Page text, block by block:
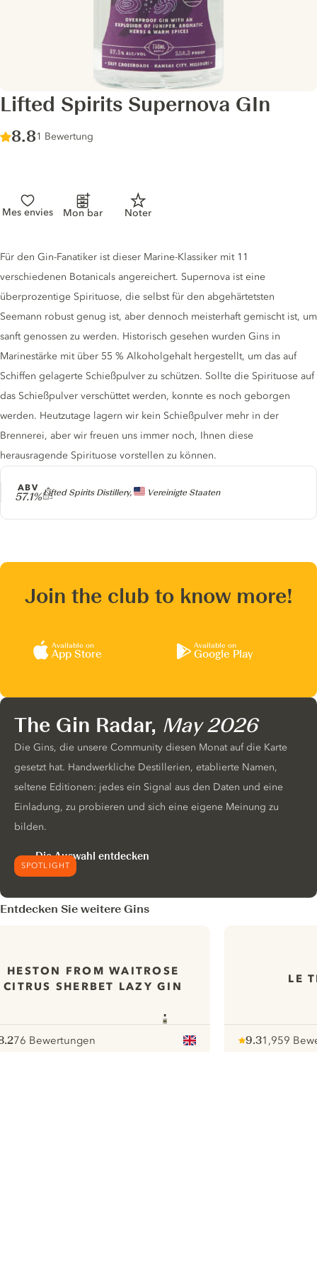
Lifted Spirits Supernova GIn
Score :
8.8/ 10
1 Bewertung
Mes envies Mon bar Noter
Producer
Lifted Spirits Distillery, Vereinigte Staaten
ABV
57.1%
Gin description
Für den Gin-Fanatiker ist dieser Marine-Klassiker mit 11
verschiedenen Botanicals angereichert. Supernova ist eine
überprozentige Spirituose, die selbst für den abgehärtetsten
Seemann robust genug ist, aber dennoch meisterhaft gemischt ist, um
sanft genossen zu werden. Historisch gesehen wurden Gins in
Marinestärke mit über 55 % Alkoholgehalt hergestellt, um das auf
Schiffen gelagerte Schießpulver zu schützen. Sollte die Spirituose auf
das Schießpulver verschüttet werden, konnte es noch geborgen
werden. Heutzutage lagern wir kein Schießpulver mehr in der
Brennerei, aber wir freuen uns immer noch, Ihnen diese
herausragende Spirituose vorstellen zu können.
Join the club to know more!
Available on
App Store
Available on
Google Play
SPOTLIGHT
The Gin Radar, May 2026
Die Gins, die unsere Community diesen Monat auf die Karte
gesetzt hat. Handwerkliche Destillerien, etablierte Namen,
seltene Editionen: jedes ein Signal aus den Daten und eine
Einladung, zu probieren und sich eine eigene Meinung zu
bilden.
Die Auswahl entdecken
Entdecken Sie weitere Gins
HESTON FROM WAITROSE
CITRUS SHERBET LAZY GIN
76 Bewertungen
LE
9.31,959